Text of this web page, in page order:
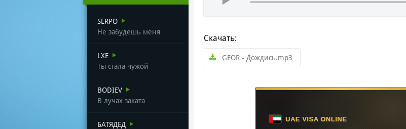
SERPO
Не забудешь меня
LXE
Ты стала чужой
BODIEV
В лучах заката
БАТЯДЕД
Скачать:
GEOR - Дождись.mp3